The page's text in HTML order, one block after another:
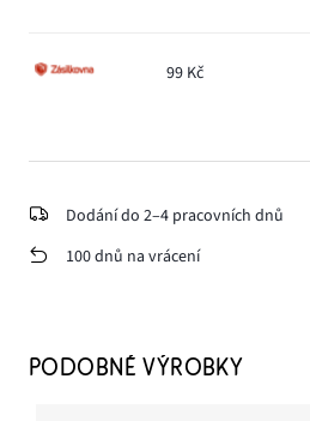
99 Kč
Dodání do 2–4 pracovních dnů
100 dnů na vrácení
PODOBNÉ VÝROBKY